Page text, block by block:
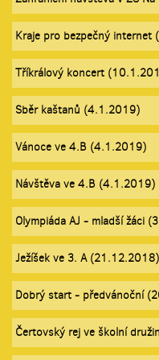
Kraje pro bezpečný
Tříkrálový koncert
Sběr kaštanů (4.1.2019)
Vánoce ve 4.B (4.1.2019)
Návštěva ve 4.B (4.1.2019)
Olympiáda AJ - mladší žáci
Ježíšek ve 3. A (21.12.2018)
Dobrý start - předvánoční
Čertovský rej ve školní